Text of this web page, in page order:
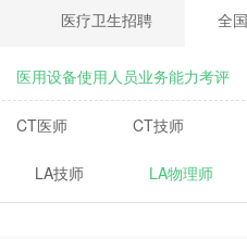
医疗卫生招聘 全
医用设备使用人员业务能力考评
CT医师 CT技师
LA技师 LA物理师